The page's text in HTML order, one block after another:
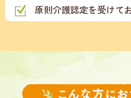
原則介護認定を受けて